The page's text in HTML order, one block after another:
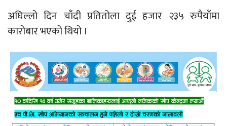
अघिल्लो दिन चाँदी प्रतितोला दुई हजार २३५ रुपैयाँमा
कारोबार भएको थियो ।